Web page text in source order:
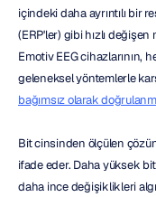
içindeki daha ayrıntılı bir
(ERP'ler) gibi hızlı
Emotiv EEG cihazlarının,
geleneksel yöntemlerle
bağımsız olarak
Bit cinsinden ölçülen
ifade eder. Daha yüksek
daha ince değişiklikleri